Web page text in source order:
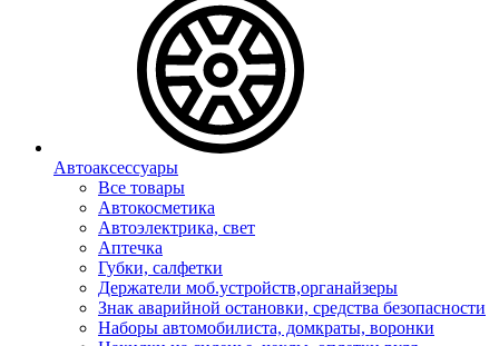
Автоаксессуары
Все товары
Автокосметика
Автоэлектрика, свет
Аптечка
Губки, салфетки
Держатели моб.устройств,органайзеры
Знак аварийной остановки, средства безопасности
Наборы автомобилиста, домкраты, воронки